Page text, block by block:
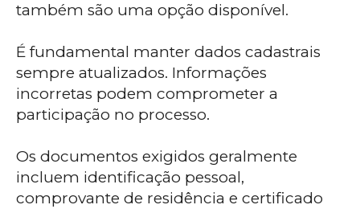
também são uma opção disponível.
É fundamental manter dados cadastrais
sempre atualizados. Informações
incorretas podem comprometer a
participação no processo.
Os documentos exigidos geralmente
incluem identificação pessoal,
comprovante de residência e certificado